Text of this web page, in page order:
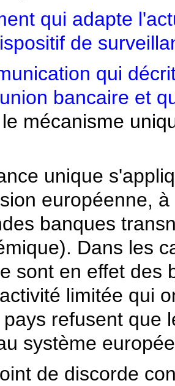
qui adapte
de
qui
bancaire et
mécanisme
unique
européenne,
banques
Dans les
sont en effet des
limitée qui
refusent que
système
de discorde